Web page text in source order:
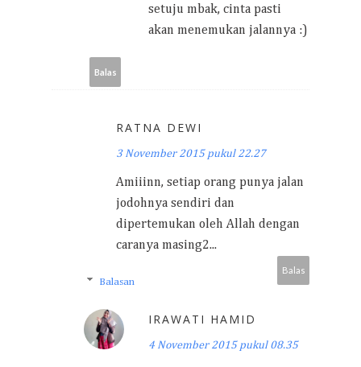
setuju mbak, cinta pasti
akan menemukan jalannya :)
Balas
RATNA DEWI
3 November 2015 pukul 22.27
Amiiinn, setiap orang punya jalan
jodohnya sendiri dan
dipertemukan oleh Allah dengan
caranya masing2...
Balas
Balasan
IRAWATI HAMID
4 November 2015 pukul 08.35